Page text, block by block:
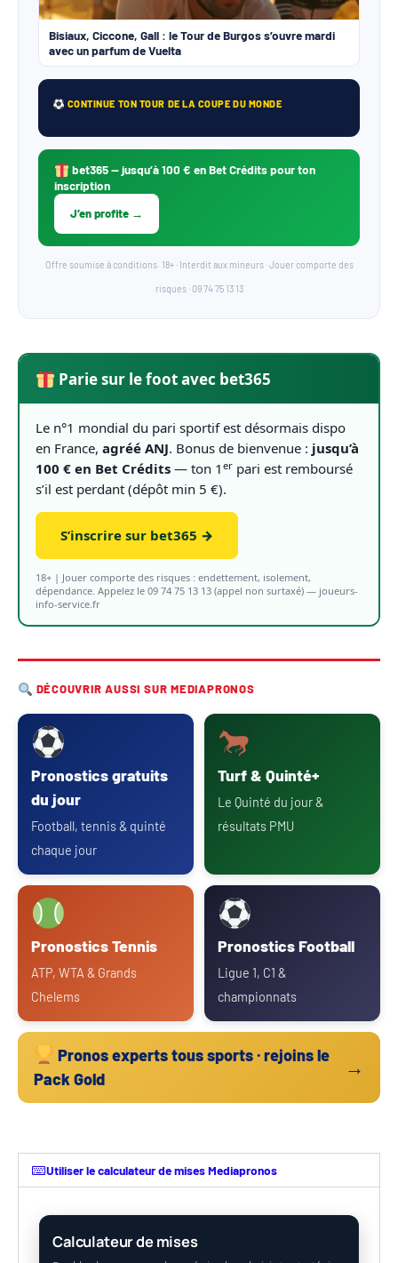
Bisiaux, Ciccone, Gall : le Tour de Burgos s’ouvre mardi
avec un parfum de Vuelta
CONTINUE TON TOUR DE LA COUPE DU MONDE
bet365— jusqu’à 100 € en Bet Crédits pour ton
inscription
J’en profite →
Offre soumise à conditions. 18+ · Interdit aux mineurs · Jouer comporte des
risques · 09 74 75 13 13
Parie sur le foot avec bet365
Le n°1 mondial du pari sportif est désormais dispo
en France, agréé ANJ. Bonus de bienvenue : jusqu’à
100 € en Bet Crédits — ton 1 er pari est remboursé
s’il est perdant (dépôt min 5 €).
S’inscrire sur bet365 →
18+ | Jouer comporte des risques : endettement, isolement,
dépendance. Appelez le 09 74 75 13 13 (appel non surtaxé) — joueurs-
info-service.fr
DÉCOUVRIR AUSSI SUR MEDIAPRONOS
Pronostics gratuits
du jour
Football, tennis & quinté
chaque jour
Turf & Quinté+
Le Quinté du jour &
résultats PMU
Pronostics Tennis
ATP, WTA & Grands
Chelems
Pronostics Football
Ligue 1, C1 &
championnats
Pronos experts tous sports · rejoins le
Pack Gold
→
Utiliser le calculateur de mises Mediapronos
Calculateur de mises